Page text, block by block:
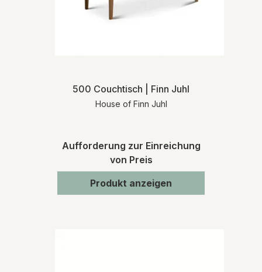
500 Couchtisch | Finn Juhl
House of Finn Juhl
Aufforderung zur Einreichung
von Preis
Produkt anzeigen